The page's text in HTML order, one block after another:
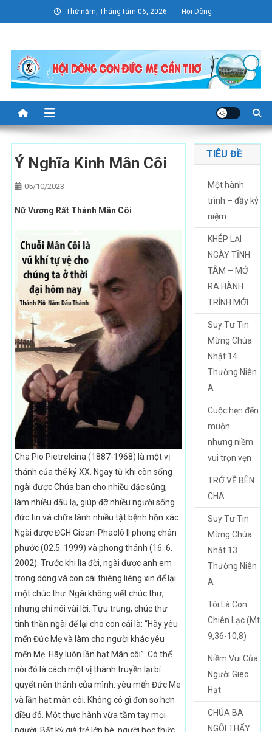
to
Thứ năm, Tháng tám 06, 2026 Hội Dòng
Ý Nghĩa Kinh Mân Côi
05/10/2023
Nữ Vương Rất Thánh Mân Côi
Cha Pio Pietrelcina (1887-1968) là một vị
thánh của thế kỷ XX. Ngay từ khi còn sống
ngài được Chúa ban cho nhiều đặc sủng,
làm nhiều dấu lạ, giúp đỡ nhiều người sống
đức tin và chữa lành nhiều tật bệnh hồn xác.
Ngài được ĐGH Gioan-Phaolô II phong chân
phước (02.5. 1999) và phong thánh (16 .6.
2002). Trước khi lìa đời, ngài được anh em
trong dòng và con cái thiêng liêng xin để lại
một chúc thư. Ngài không viết chúc thư,
nhưng chỉ nói vài lời. Tựu trung, chúc thư
tinh thần ngài để lại cho con cái là: “Hãy yêu
mến Đức Mẹ và làm cho người khác yêu
mến Mẹ. Hãy luôn lần hạt Mân côi”. Có thể
nói đó là cách một vị thánh truyền lại bí
quyết nên thánh của mình: yêu mến Đức Me
và lần hạt mân côi. Không có gì đơn sơ hơn
điều đó. Một thực hành vừa tầm tay mọi
người. Bất kỳ già trẻ lớn bé, người học thức
TIÊU ĐỀ
Một hành
trình – đầy kỷ
niệm
KHÉP LẠI
NGÀY TĨNH
TÂM – MỞ
RA HÀNH
TRÌNH MỚI
Suy Tư Tin
Mừng Chúa
Nhật 14
Thường Niên
A
Cuộc hẹn đến
muộn…
nhưng niềm
vui trọn vẹn
TRỞ VỀ BÊN
CHA
Suy Tư Tin
Mừng Chúa
Nhật 13
Thường Niên
A
Tôi Là Con
Chiên Lạc (Mt
9,36-10,8)
Niềm Vui Của
Người Gieo
Hạt
CHÚA BA
NGÔI THẤY